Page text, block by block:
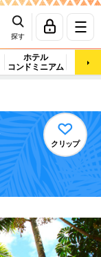
探す
ホテル
コンドミニアム
マッ
クリップ